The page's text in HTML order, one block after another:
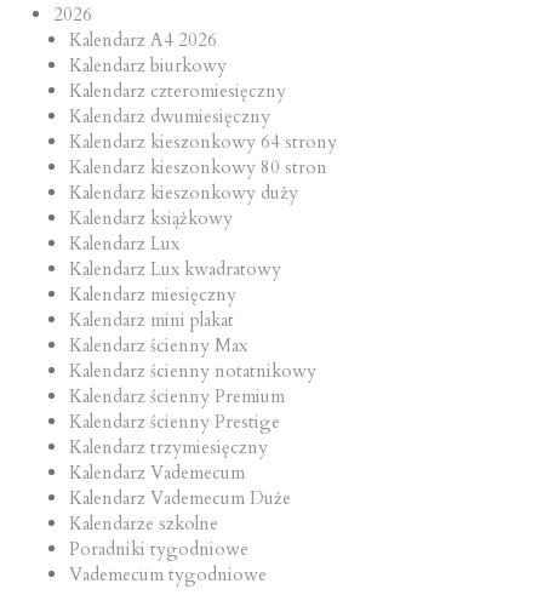
2026
Kalendarz A4 2026
Kalendarz biurkowy
Kalendarz czteromiesięczny
Kalendarz dwumiesięczny
Kalendarz kieszonkowy 64 strony
Kalendarz kieszonkowy 80 stron
Kalendarz kieszonkowy duży
Kalendarz książkowy
Kalendarz Lux
Kalendarz Lux kwadratowy
Kalendarz miesięczny
Kalendarz mini plakat
Kalendarz ścienny Max
Kalendarz ścienny notatnikowy
Kalendarz ścienny Premium
Kalendarz ścienny Prestige
Kalendarz trzymiesięczny
Kalendarz Vademecum
Kalendarz Vademecum Duże
Kalendarze szkolne
Poradniki tygodniowe
Vademecum tygodniowe